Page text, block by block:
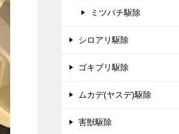
ミツバチ駆除
シロアリ駆除
ゴキブリ駆除
ムカデ(ヤスデ)駆除
害獣駆除